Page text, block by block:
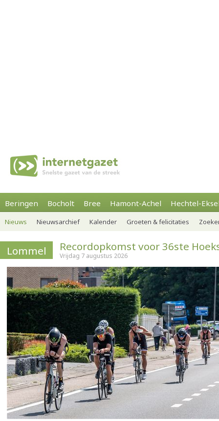
Beringen Bocholt Bree Hamont-Achel Hechtel-
Nieuws Nieuwsarchief Kalender Groeten & felicitaties
Lommel Recordopkomst voor 36ste
Vrijdag 7 augustus 2026